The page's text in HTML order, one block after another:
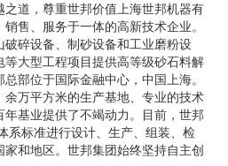
道，尊重世邦价值上海世邦机器有
售、服务于一体的高新技术企业。
破碎设备、制砂设备和工业磨粉设
大型工程项目提供高等级砂石料解
部位于国际金融中心，中国上海。
万平方米的生产基地、专业的技术
基业提供了不竭动力。目前，世邦
系标准进行设计、生产、组装、检
和地区。世邦集团始终坚持自主创